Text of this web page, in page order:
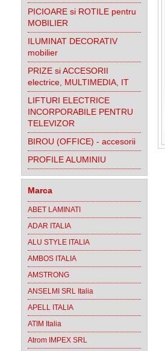
PICIOARE si ROTILE pentru
MOBILIER
ILUMINAT DECORATIV
mobilier
PRIZE si ACCESORII
electrice, MULTIMEDIA, IT
LIFTURI ELECTRICE
INCORPORABILE PENTRU
TELEVIZOR
BIROU (OFFICE) - accesorii
PROFILE ALUMINIU
Marca
ABET LAMINATI
ADAR ITALIA
ALU STYLE ITALIA
AMBOS ITALIA
AMSTRONG
ANSELMI SRL Italia
APELL ITALIA
ATIM Italia
Atrom IMPEX SRL